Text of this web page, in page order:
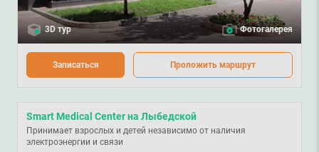
3D тур Фотогалерея
Записаться Проложить маршрут
Smart Medical Center на Лыбедской
Принимает взрослых и детей независимо от наличия
электроэнергии и связи